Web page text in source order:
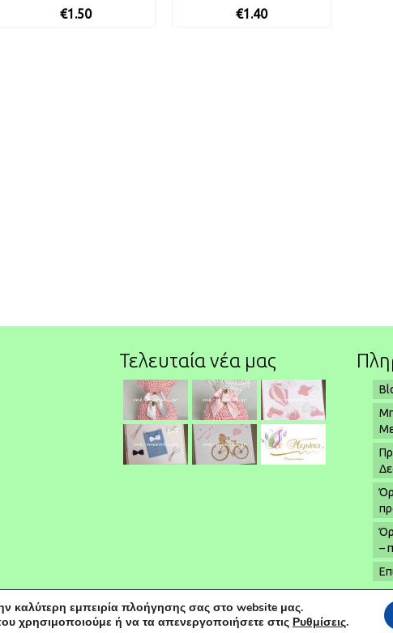
€1.50 €1.40
Τελευταία νέα μας
–
καλύτερη εμπειρία πλοήγησης σας στο website μας.
χρησιμοποιούμε ή να τα απενεργοποιήσετε στις Ρυθμίσεις.